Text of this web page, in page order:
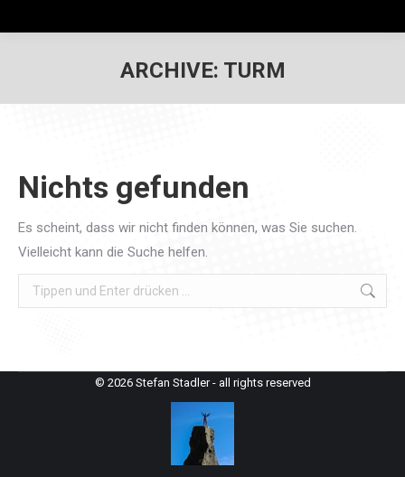
ARCHIVE: TURM
Nichts gefunden
Es scheint, dass wir nicht finden können, was Sie suchen.
Vielleicht kann die Suche helfen.
Search:
© 2026 Stefan Stadler - all rights reserved